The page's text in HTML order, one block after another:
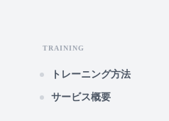
TRAINING
トレーニング方法
サービス概要